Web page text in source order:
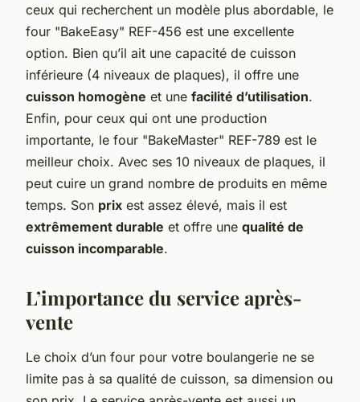
ceux qui recherchent un modèle plus abordable, le
four "BakeEasy" REF-456 est une excellente
option. Bien qu’il ait une capacité de cuisson
inférieure (4 niveaux de plaques), il offre une
cuisson homogène et une facilité d’utilisation.
Enfin, pour ceux qui ont une production
importante, le four "BakeMaster" REF-789 est le
meilleur choix. Avec ses 10 niveaux de plaques, il
peut cuire un grand nombre de produits en même
temps. Son prix est assez élevé, mais il est
extrêmement durable et offre une qualité de
cuisson incomparable.
L’importance du service après-
vente
Le choix d’un four pour votre boulangerie ne se
limite pas à sa qualité de cuisson, sa dimension ou